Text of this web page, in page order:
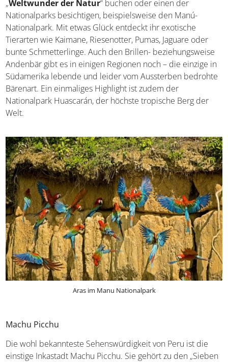
Wann habt ihr schonmal die Möglichkeit, einen echten
Urwald zu erkunden? In Peru bietet sich diese einmalige
Gelegenheit und deshalb gehört der Amazonasregenwald
zu den wichtigsten Sehenswürdigkeiten von Peru. Ihr
könnt beispielsweise eine geführte Tour durch dieses
„Weltwunder der Natur“ buchen oder einen der
Nationalparks besichtigen, beispielsweise den Manú-
Nationalpark. Mit etwas Glück entdeckt ihr exotische
Tierarten wie Kaimane, Riesenotter, Pumas, Jaguare oder
bunte Schmetterlinge. Auch den Brillen-
noch – die einzige in Südamerika lebende und leider vom
Aussterben bedrohte Bärenart. Ein einmaliges Highlight
ist zudem der Nationalpark Huascarán, der höchste
tropische Berg der Welt.
Aras im Manu Nationalpark